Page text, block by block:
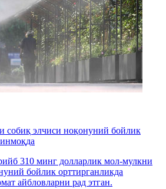
элчиси ноқонуний бойлик
310 минг долларлик мол-мулкни
бойлик орттирганликда
айбловларни рад этган.